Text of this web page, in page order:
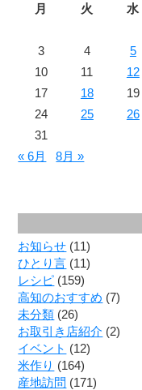
月
火 水
3
4 5
10
11 12
17
18 19
24
25 26
31
« 6月
8月 »
お知らせ (11)
ひとり言 (11)
レシピ (159)
高知のおすすめ (7)
未分類 (26)
お取引き店紹介 (2)
イベント (12)
米作り (164)
産地訪問 (171)